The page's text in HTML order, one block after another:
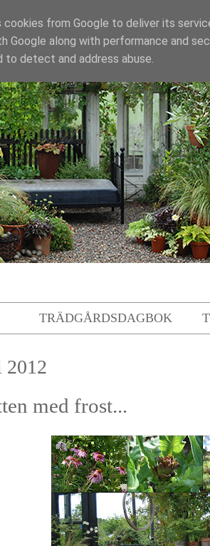
TRÄDGÅRDSDAGBOK
2012
med frost...
cookies from Google to deliver its
Google along with performance and
to detect and address abuse.